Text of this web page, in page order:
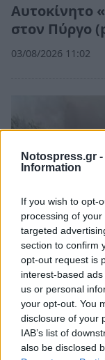
Notospress.gr -
Information
If you wish to opt-
processing of
targeted
section to confirm
opt-out request is
interest-based
us or personal
your opt-out. You
disclosure of your
IAB’s list of
also be disclosed
Αυτοκίνητο
στον Πύργο
03/08/2026 11:02
Πελοπόννησος
Αργολίδα:
φωτιά στα
απείλησαν